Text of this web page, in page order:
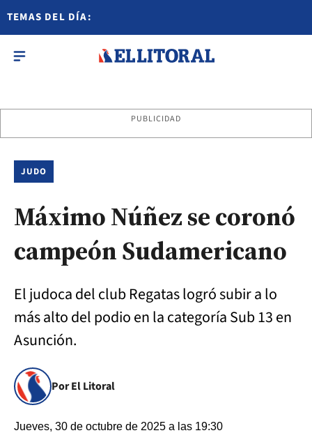
TEMAS DEL DÍA:
PUBLICIDAD
JUDO
Máximo Núñez se coronó
campeón Sudamericano
El judoca del club Regatas logró subir a lo
más alto del podio en la categoría Sub 13 en
Asunción.
Por El Litoral
Jueves, 30 de octubre de 2025 a las 19:30